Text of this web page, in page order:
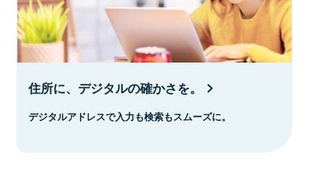
住所に、デジタルの確かさを。
デジタルアドレスで入力も検索もスムーズに。